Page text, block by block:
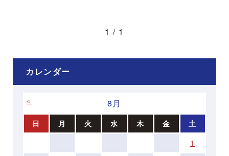
1 / 1
カレンダー
« 8月
日 月 火 水 木 金
土
1